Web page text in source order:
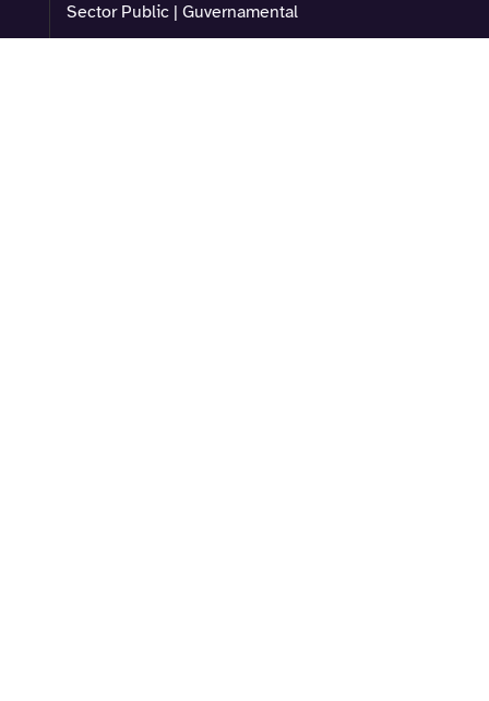
Sector Public | Guvernamental